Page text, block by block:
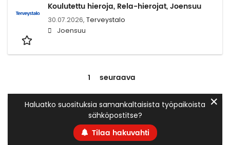
Koulutettu hieroja, Rela-hierojat, Joensuu
30.07.2026, Terveystalo
Joensuu
1 seuraava
Haluatko suosituksia samankaltaisista työpaikoista
sähköpostitse?
Tilaa hakuvahti
✕